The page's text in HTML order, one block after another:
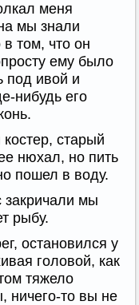
меня
мы знали
в том, что он
ему было
под ивой и
нибудь его
старый
нюхал, но пить
пошел в воду.
закричали мы
рыбу.
остановился у
головой, как
тяжело
ничего-то вы не